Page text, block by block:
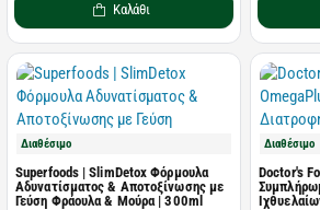
Καλάθι
Διαθέσιμο
Superfoods | SlimDetox Φόρμουλα
Αδυνατίσματος & Αποτοξίνωσης με
Γεύση Φράουλα & Μούρα | 300ml
Διαθέσιμο
Doctor's